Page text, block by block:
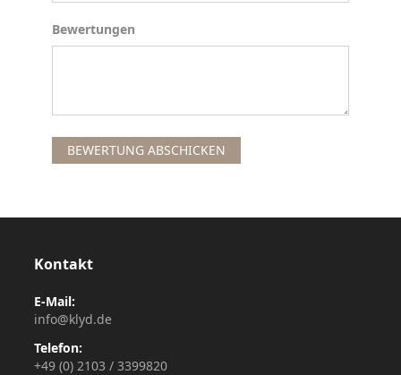
Bewertungen
Bewertungen
BEWERTUNG ABSCHICKEN
Kontakt
E-Mail:
info@klyd.de
Telefon:
+49 (0) 2103 / 3399820